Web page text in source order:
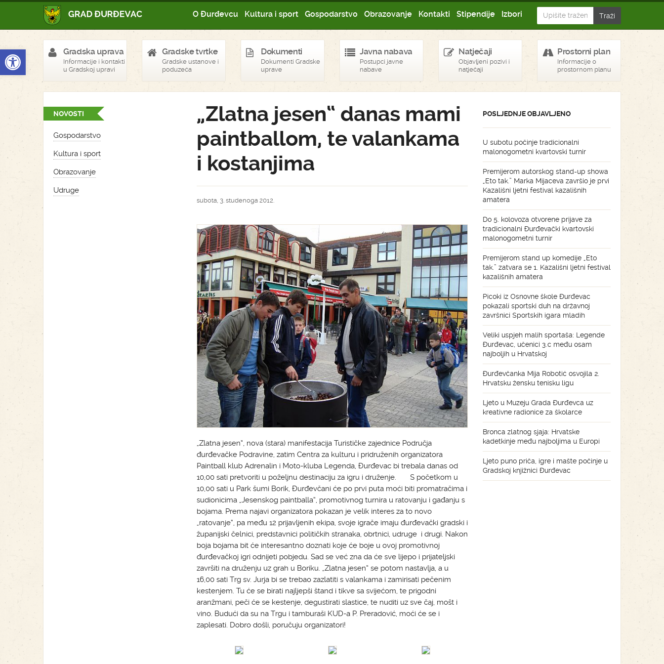
Open toolbar
O Đurđevcu Kultura i sport Gospodarstvo Obrazovanje Kontakti Stipendije Izbori
Gradska uprava
Informacije i kontakti
u Gradskoj upravi
Gradske tvrtke
Gradske ustanove i
poduzeća
Dokumenti
Dokumenti Gradske
uprave
Javna nabava
Postupci javne
nabave
Natječaji
Objavljeni pozivi i
natječaji
Prostorni plan
Informacije o
prostornom planu
NOVOSTI
Gospodarstvo
Kultura i sport
Obrazovanje
Udruge
„Zlatna jesen“ danas mami
paintballom, te valankama
i kostanjima
subota, 3. studenoga 2012.
„Zlatna jesen“, nova (stara) manifestacija Turističke zajednice Područja
đurđevačke Podravine, zatim Centra za kulturu i pridruženih organizatora
Paintball klub Adrenalin i Moto-kluba Legenda, Đurđevac bi trebala danas od
10,00 sati pretvoriti u poželjnu destinaciju za igru i druženje. S početkom u
10,00 sati u Park šumi Borik, Đurđevčani će po prvi puta moći biti promatračima i
sudionicima „Jesenskog paintballa“, promotivnog turnira u ratovanju i gađanju s
bojama. Prema najavi organizatora pokazan je velik interes za to novo
„ratovanje“, pa među 12 prijavljenih ekipa, svoje igrače imaju đurđevački gradski i
županijski čelnici, predstavnici političkih stranaka, obrtnici, udruge i drugi. Nakon
boja bojama bit će interesantno doznati koje će boje u ovoj promotivnoj
đurđevačkoj igri odnijeti pobjedu. Sad se već zna da će sve lijepo i prijateljski
završiti na druženju uz grah u Boriku. „Zlatna jesen“ se potom nastavlja, a u
16,00 sati Trg sv. Jurja bi se trebao zazlatiti s valankama i zamirisati pečenim
kestenjem. Tu će se birati najljepši štand i tikve sa svijećom, te prigodni
aranžmani, peči će se kestenje, degustirati slastice, te nuditi uz sve čaj, mošt i
vino. Budući da su na Trgu i tamburaši KUD-a P. Preradović, moći će se i
zaplesati. Dobro došli, poručuju organizatori!
POSLJEDNJE OBJAVLJENO
U subotu počinje tradicionalni
malonogometni kvartovski turnir
Premijerom autorskog stand-up showa
„Eto tak.” Marka Mijaceva završio je prvi
Kazališni ljetni festival kazališnih
amatera
Do 5. kolovoza otvorene prijave za
tradicionalni Đurđevački kvartovski
malonogometni turnir
Premijerom stand up komedije „Eto
tak.” zatvara se 1. Kazališni ljetni festival
kazališnih amatera
Picoki iz Osnovne škole Đurđevac
pokazali sportski duh na državnoj
završnici Sportskih igara mladih
Veliki uspjeh malih sportaša: Legende
Đurđevac, učenici 3.c među osam
najboljih u Hrvatskoj
Đurđevčanka Mija Robotić osvojila 2.
Hrvatsku žensku tenisku ligu
Ljeto u Muzeju Grada Đurđevca uz
kreativne radionice za školarce
Bronca zlatnog sjaja: Hrvatske
kadetkinje među najboljima u Europi
Ljeto puno priča, igre i mašte počinje u
Gradskoj knjižnici Đurđevac